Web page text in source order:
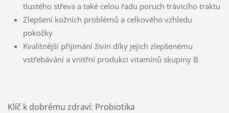
tlustého střeva a také celou řadu poruch trávicího traktu
Zlepšení kožních problémů a celkového vzhledu
pokožky
Kvalitnější přijímání živin díky jejich zlepšenému
vstřebávání a vnitřní produkci vitamínů skupiny B
Klíč k dobrému zdraví: Probiotika